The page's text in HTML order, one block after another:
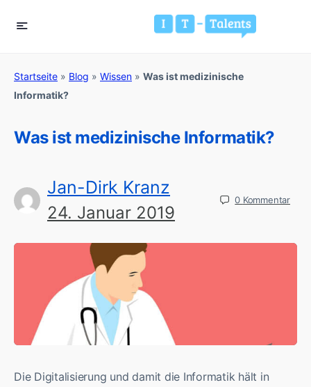
Startseite » Blog » Wissen » Was ist medizinische
Informatik?
Was ist medizinische Informatik?
Jan-Dirk Kranz
24. Januar 2019
0 Kommentar
Die Digitalisierung und damit die Informatik hält in